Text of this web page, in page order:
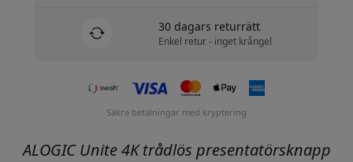
30 dagars returrätt
Enkel retur - inget krångel
Säkra betalningar med kryptering
ALOGIC Unite 4K trådlös presentatörsknapp